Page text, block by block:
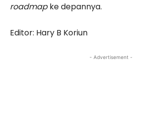
roadmapke depannya.
Editor: Hary B Koriun
- Advertisement -